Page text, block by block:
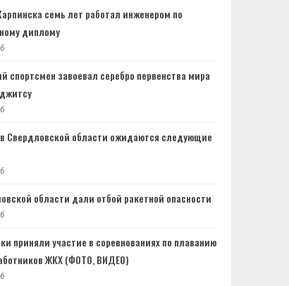
семь лет работал инженером по
диплому
спортсмен завоевал серебро первенства мира
Свердловской области ожидаются следующие
области дали отбой ракетной опасности
приняли участие в соревнованиях по плаванию
ЖКХ (ФОТО, ВИДЕО)